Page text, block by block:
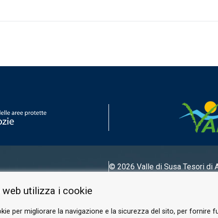
la démolition de la chapelle des Disciplinants du Saint
© 2026 Valle di SusaTesori di
utilizza i cookie
per migliorare la navigazione e la sicurezza del sito, per fornire